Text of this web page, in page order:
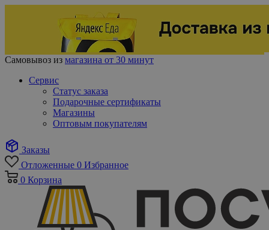
Самовывоз из магазина от 30 минут
Сервис
Статус заказа
Подарочные сертификаты
Магазины
Оптовым покупателям
Заказы
Отложенные 0 Избранное
0 Корзина